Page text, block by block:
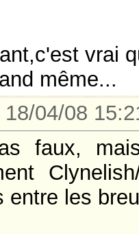
vrai
même...
18/04/08
faux,
entre les